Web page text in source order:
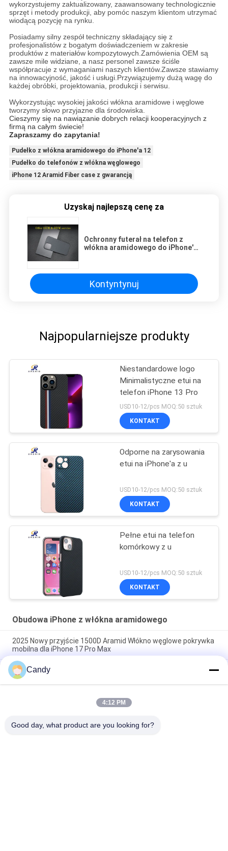
wykorzystujemy zaktualizowany, zaawansowany technologicznie
sprzęt i metody produkcji, aby pomóc naszym klientom utrzymać
wiodącą pozycję na rynku.
Posiadamy silny zespół techniczny składający się z
profesjonalistów z bogatym doświadczeniem w zakresie
produktów z materiałów kompozytowych.Zamówienia OEM są
zawsze mile widziane, a nasz personel zawsze ściśle
współpracuje z wymaganiami naszych klientów.Zawsze stawiamy
na innowacyjność, jakość i usługi.Przywiązujemy dużą wagę do
każdej obróbki, projektowania, produkcji i serwisu.
Wykorzystując wysokiej jakości włókna aramidowe i węglowe
tworzymy słowo przyjazne dla środowiska.
Cieszymy się na nawiązanie dobrych relacji kooperacyjnych z
firmą na całym świecie!
Zapraszamy do zapytania!
Pudełko z włókna aramidowego do iPhone'a 12
Pudełko do telefonów z włókna węglowego
iPhone 12 Aramid Fiber case z gwarancją
Uzyskaj najlepszą cenę za
Ochronny futerał na telefon z
włókna aramidowego do iPhone'a
Kontyntynuj
Najpopularniejsze produkty
Niestandardowe logo
Minimalistyczne etui na
telefon iPhone 13 Pro
USD10-12/pcs MOQ:50 sztuk
KONTAKT
Odporne na zarysowania
etui na iPhone'a z u
USD10-12/pcs MOQ:50 sztuk
KONTAKT
Pełne etui na telefon
komórkowy z u
USD10-12/pcs MOQ:50 sztuk
KONTAKT
Obudowa iPhone z włókna aramidowego
2025 Nowy przyjście 1500D Aramid Włókno węglowe pokrywka
mobilna dla iPhone 17 Pro Max
Premiumowa obudowa na telefon komórkowy z włókna
węglowego aramidowego z metalową ramką do iPhone 17 Pro
Max
Niestandardowa okładka metalowa z włókna węglowego
Candy
4:12 PM
Good day, what product are you looking for?